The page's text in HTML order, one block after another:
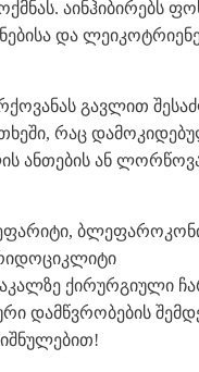
აინჰიბირებს
და
გავლით
რაც
ანთების ან
ქირურგიული
დამწვრობების